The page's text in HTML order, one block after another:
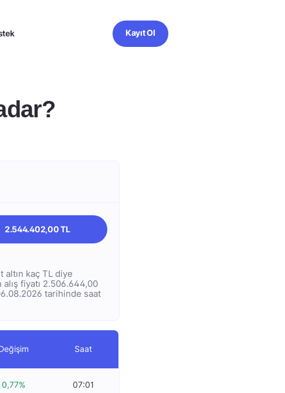
Kayıt Ol
2.544.402,00 TL
altın kaç TL diye
fiyatı 2.506.644,00
tarihinde saat
Saat
0,77% 07:01